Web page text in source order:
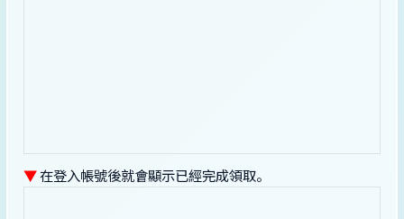
▼在登入帳號後就會顯示已經完成領取。